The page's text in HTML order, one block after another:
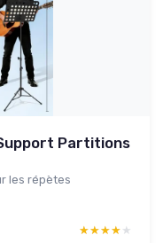
Partitions
les répètes
★★★★★
★★★★★